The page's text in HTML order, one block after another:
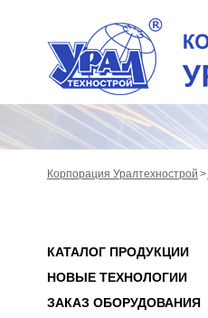
Корпорация Уралтехнострой
КАТАЛОГ ПРОДУКЦИИ
НОВЫЕ ТЕХНОЛОГИИ
ЗАКАЗ ОБОРУДОВАНИЯ